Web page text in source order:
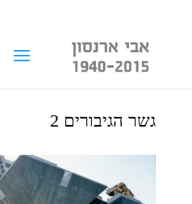
גשר הגיבורים 2